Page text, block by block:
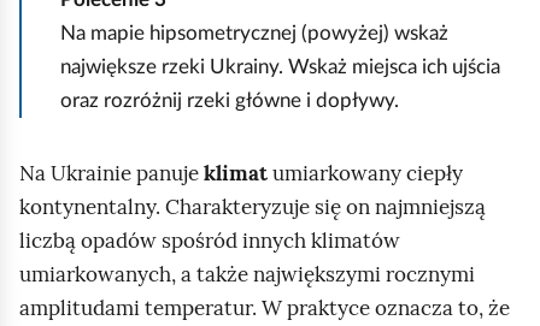
Na mapie hipsometrycznej (powyżej) wskaż
największe rzeki Ukrainy. Wskaż miejsca ich ujścia
oraz rozróżnij rzeki główne i dopływy.
Na Ukrainie panujeklimatumiarkowany ciepły
kontynentalny. Charakteryzuje się on najmniejszą
liczbą opadów spośród innych klimatów
umiarkowanych, a także największymi rocznymi
amplitudami temperatur. W praktyce oznacza to, że